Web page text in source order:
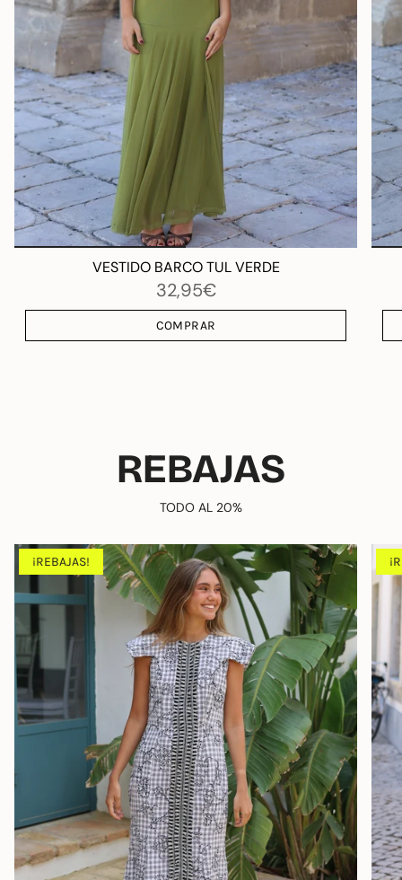
VESTIDO BARCO TUL VERDE
32,95€
COMPRAR
REBAJAS
TODO AL 20%
¡REBAJAS!